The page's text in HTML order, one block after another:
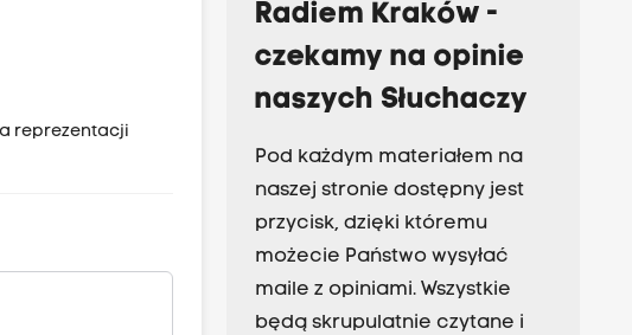
reprezentacji
Radiem Kraków -
czekamy na opinie
naszych Słuchaczy
Pod każdym materiałem na
naszej stronie dostępny jest
przycisk, dzięki któremu
możecie Państwo wysyłać
maile z opiniami. Wszystkie
będą skrupulatnie czytane i